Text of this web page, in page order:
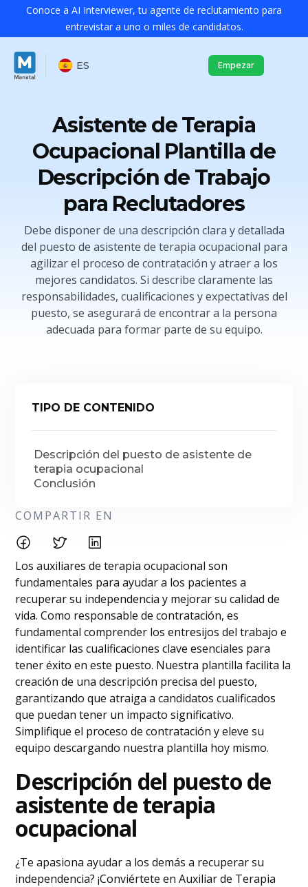
Conoce a AI Interviewer, tu agente de reclutamiento para
entrevistar a uno o miles de candidatos.
ES Empezar
Asistente de Terapia
Ocupacional Plantilla de
Descripción de Trabajo
para Reclutadores
Debe disponer de una descripción clara y detallada
del puesto de asistente de terapia ocupacional para
agilizar el proceso de contratación y atraer a los
mejores candidatos. Si describe claramente las
responsabilidades, cualificaciones y expectativas del
puesto, se asegurará de encontrar a la persona
adecuada para formar parte de su equipo.
TIPO DE CONTENIDO
Descripción del puesto de asistente de
terapia ocupacional
Conclusión
COMPARTIR EN
Los auxiliares de terapia ocupacional son
fundamentales para ayudar a los pacientes a
recuperar su independencia y mejorar su calidad de
vida. Como responsable de contratación, es
fundamental comprender los entresijos del trabajo e
identificar las cualificaciones clave esenciales para
tener éxito en este puesto. Nuestra plantilla facilita la
creación de una descripción precisa del puesto,
garantizando que atraiga a candidatos cualificados
que puedan tener un impacto significativo.
Simplifique el proceso de contratación y eleve su
equipo descargando nuestra plantilla hoy mismo.
Descripción del puesto de
asistente de terapia
ocupacional
¿Te apasiona ayudar a los demás a recuperar su
independencia? ¡Conviértete en Auxiliar de Terapia